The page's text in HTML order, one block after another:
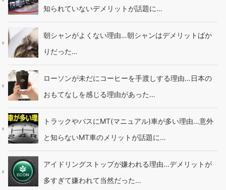
知られていないデメリットが話題に…
朝シャンがよくない理由…朝シャンはデメリットばか
りだった…
ローソンが未だにコーヒーを手渡しする理由…日本の
おもてなしを感じる理由があった…
トラックやバスにMT(マニュアル)車が多い理由…意外
と知らないMT車のメリットが話題に…
アイドリングストップが嫌われる理由…デメリットが
多すぎて嫌われて当然だった…